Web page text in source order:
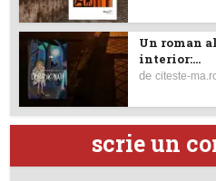
Un roman
interior:...
deciteste-
scrie un